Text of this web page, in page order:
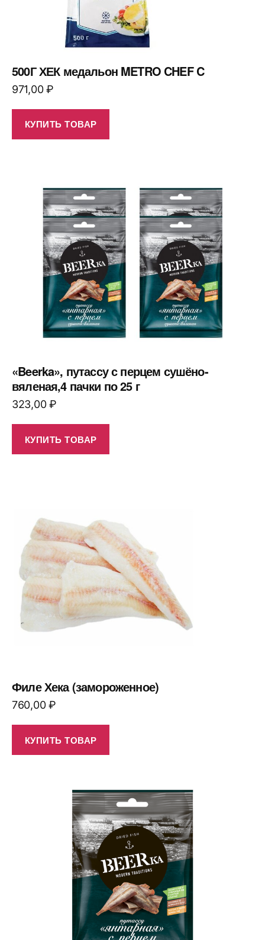
500Г ХЕК медальон METRO CHEF C
971,00₽
КУПИТЬ ТОВАР
«Beerka», путассу с перцем сушёно-
вяленая,4 пачки по 25 г
323,00₽
КУПИТЬ ТОВАР
Филе Хека (замороженное)
760,00₽
КУПИТЬ ТОВАР